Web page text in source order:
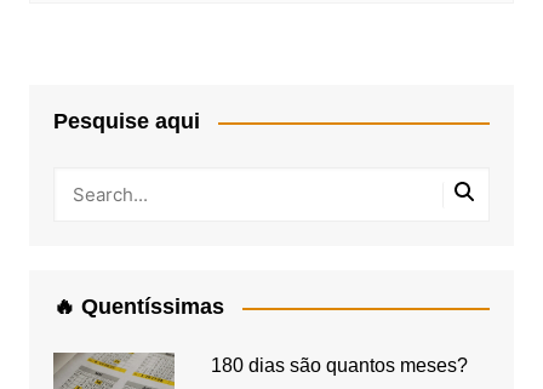
Pesquise aqui
🔥 Quentíssimas
180 dias são quantos meses?